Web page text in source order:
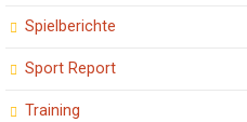
Spielberichte
Sport Report
Training